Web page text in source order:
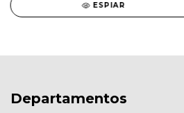
ESPIAR
Departamentos